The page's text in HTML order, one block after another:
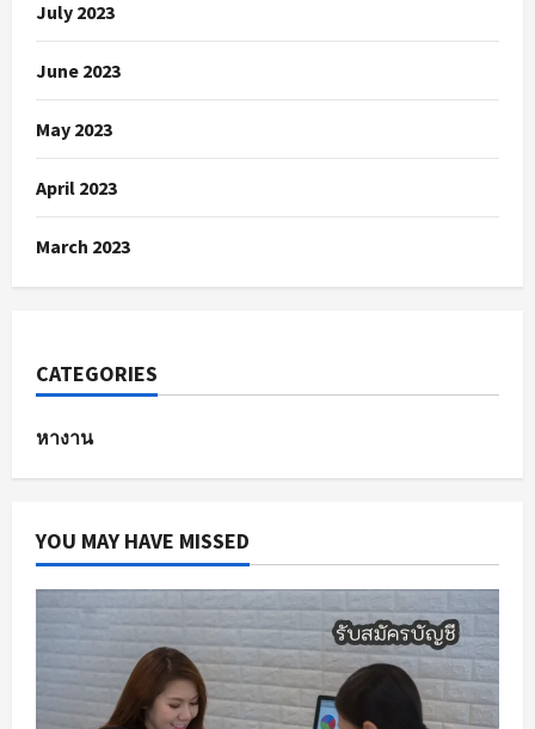
July 2023
June 2023
May 2023
April 2023
March 2023
CATEGORIES
หางาน
YOU MAY HAVE MISSED